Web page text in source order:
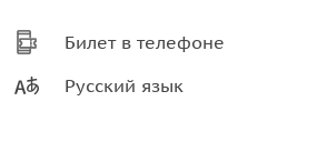
Билет в телефоне
Русский язык